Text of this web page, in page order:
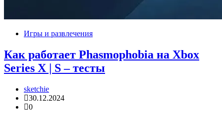
Игры и развлечения
Как работает Phasmophobia на Xbox
Series X | S – тесты
sketchie
30.12.2024
0